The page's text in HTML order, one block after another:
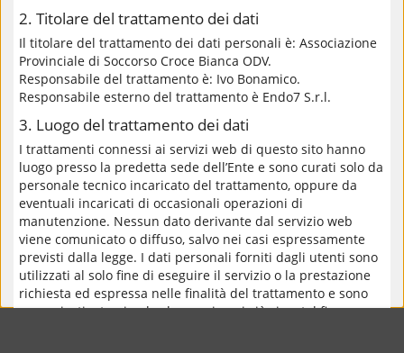
2. Titolare del trattamento dei dati
Il titolare del trattamento dei dati personali è: Associazione
Provinciale di Soccorso Croce Bianca ODV.
Responsabile del trattamento è: Ivo Bonamico.
Responsabile esterno del trattamento è Endo7 S.r.l.
3. Luogo del trattamento dei dati
I trattamenti connessi ai servizi web di questo sito hanno
luogo presso la predetta sede dell’Ente e sono curati solo da
personale tecnico incaricato del trattamento, oppure da
eventuali incaricati di occasionali operazioni di
manutenzione. Nessun dato derivante dal servizio web
viene comunicato o diffuso, salvo nei casi espressamente
previsti dalla legge. I dati personali forniti dagli utenti sono
utilizzati al solo fine di eseguire il servizio o la prestazione
richiesta ed espressa nelle finalità del trattamento e sono
comunicati a terzi nel solo caso in cui ciò sia a tal fine